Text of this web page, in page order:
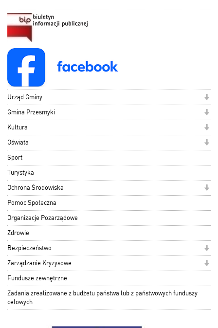
Urząd Gminy
Gmina Przesmyki
Kultura
Oświata
Sport
Turystyka
Ochrona Środowiska
Pomoc Społeczna
Organizacje Pozarządowe
Zdrowie
Bezpieczeństwo
Zarządzanie Kryzysowe
Fundusze zewnętrzne
Zadania zrealizowane z budżetu państwa lub z państwowych funduszy
celowych